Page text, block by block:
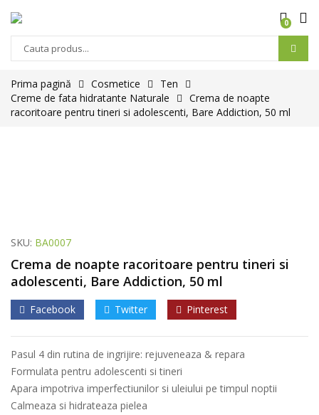
0
Prima pagină Cosmetice
Ten
Creme de fata hidratante Naturale
Crema de noapte
racoritoare pentru tineri si adolescenti, Bare Addiction, 50 ml
SKU: BA0007
Crema de noapte racoritoare pentru tineri si
adolescenti, Bare Addiction, 50 ml
Facebook Twitter Pinterest
Pasul 4 din rutina de ingrijire: rejuveneaza & repara
Formulata pentru adolescenti si tineri
Apara impotriva imperfectiunilor si uleiului pe timpul noptii
Calmeaza si hidrateaza pielea